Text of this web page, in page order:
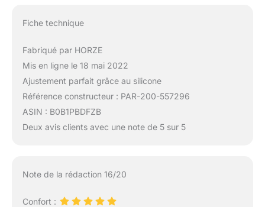
Fiche technique
Fabriqué par HORZE
Mis en ligne le 18 mai 2022
Ajustement parfait grâce au silicone
Référence constructeur : PAR-200-557296
ASIN : B0B1PBDFZB
Deux avis clients avec une note de 5 sur 5
Note de la rédaction 16/20
Confort :